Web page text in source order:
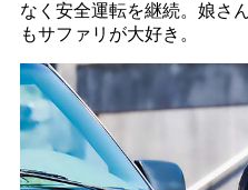
なく安全運転を継続。娘さ
もサファリが大好き。